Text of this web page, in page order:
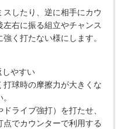
したり、逆に相手にカウ
右に振る組立やチャンス
く打たない様にします。
しやすい
球時の摩擦力が大きくな
ライブ強打）を打たせ、
でカウンターで利用する